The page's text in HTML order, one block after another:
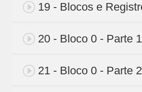
19 - Blocos e
20 - Bloco 0 - Parte 1
21 - Bloco 0 - Parte 2